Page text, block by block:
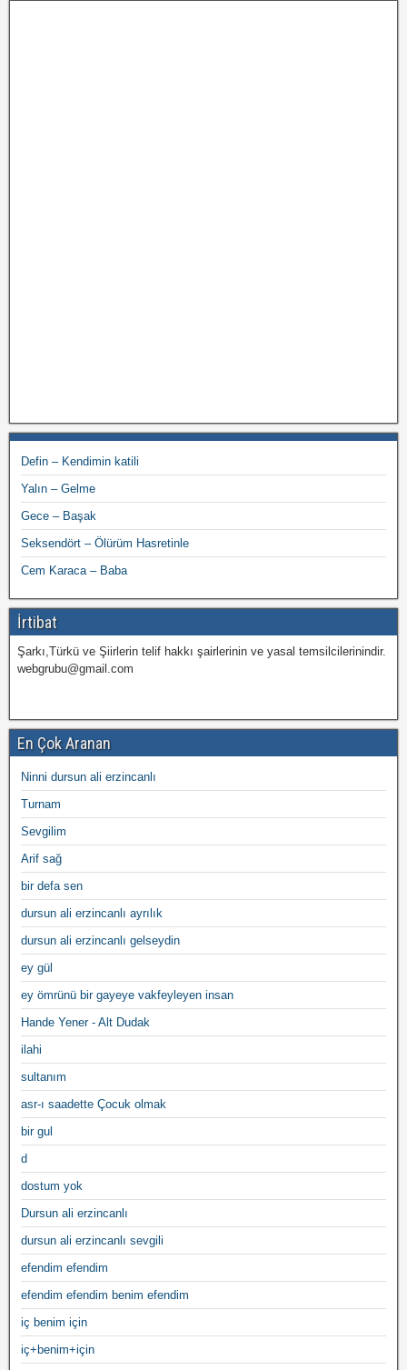
Defin – Kendimin katili
Yalın – Gelme
Gece – Başak
Seksendört – Ölürüm Hasretinle
Cem Karaca – Baba
İrtibat
Şarkı,Türkü ve Şiirlerin telif hakkı şairlerinin ve yasal temsilcilerinindir.
webgrubu@gmail.com
En Çok Aranan
Ninni dursun ali erzincanlı
Turnam
Sevgilim
Arif sağ
bir defa sen
dursun ali erzincanlı ayrılık
dursun ali erzincanlı gelseydin
ey gül
ey ömrünü bir gayeye vakfeyleyen insan
Hande Yener - Alt Dudak
ilahi
sultanım
asr-ı saadette Çocuk olmak
bir gul
d
dostum yok
Dursun ali erzincanlı
dursun ali erzincanlı sevgili
efendim efendim
efendim efendim benim efendim
iç benim için
iç+benim+için